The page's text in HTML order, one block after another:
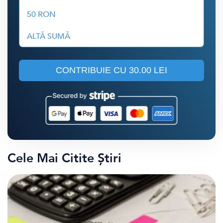
50 RON
ALTĂ SUMĂ
CONTRIBUIE CU 30.00 LEI
Cele Mai Citite Știri